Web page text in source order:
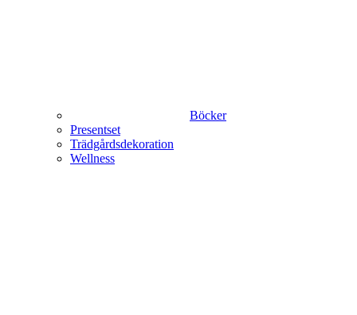
Böcker
Presentset
Trädgårdsdekoration
Wellness